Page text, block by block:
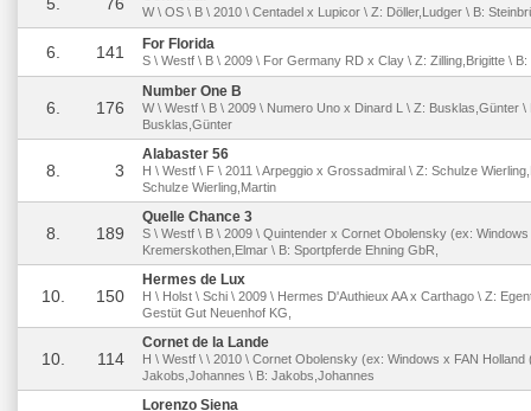
W \ OS \ B \ 2010 \ Centadel x Lupicor \ Z: Döller,Ludger \ B:
6. 141 For Florida
S \ Westf \ B \ 2009 \ For Germany RD x Clay \ Z: Zilling,Brigitte \ B:
6. 176
Number One B
W \ Westf \ B \ 2009 \ Numero Uno x Dinard L \ Z: Busklas,Günter \
Busklas,Günter
8. 3
Alabaster 56
H \ Westf \ F \ 2011 \ Arpeggio x Grossadmiral \ Z: Schulze
Schulze Wierling,Martin
8. 189
Quelle Chance 3
S \ Westf \ B \ 2009 \ Quintender x Cornet Obolensky (ex: Windows
Kremerskothen,Elmar \ B: Sportpferde Ehning GbR,
10. 150
Hermes de Lux
H \ Holst \ Schi \ 2009 \ Hermes D'Authieux AA x Carthago \ Z:
Gestüt Gut Neuenhof KG,
10. 114
Cornet de la Lande
H \ Westf \ \ 2010 \ Cornet Obolensky (ex: Windows x FAN Holland
Jakobs,Johannes \ B: Jakobs,Johannes
Lorenzo Siena